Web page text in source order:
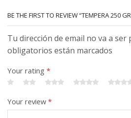
BE THE FIRST TO REVIEW “TEMPERA 250
Tu dirección de email no va a ser
obligatorios están marcados
Your rating *
Your review*